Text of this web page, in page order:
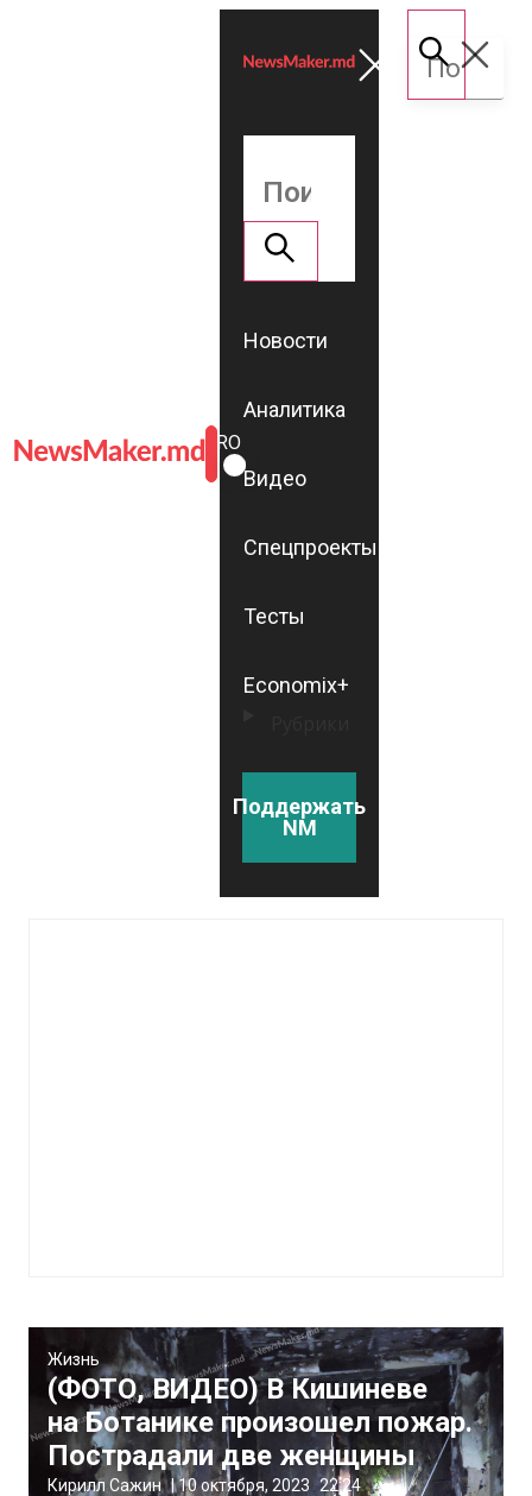
ROMÂNĂ
RU
Новости
Аналитика
Видео
Спецпроекты
Тесты
Economix+
Поддержать
NM
Жизнь
(ФОТО, ВИДЕО) В Кишиневе
на Ботанике произошел пожар.
Пострадали две женщины
Кирилл Сажин |10 октября, 2023 22:24